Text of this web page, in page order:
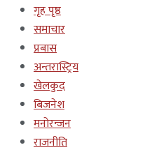
गृह पृष्ठ
समाचार
प्रबास
अन्तरास्ट्रिय
खेलकुद
बिजनेश
मनोरन्जन
राजनीति